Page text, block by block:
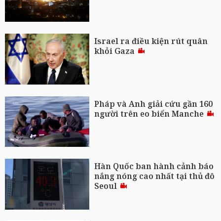
Israel ra điều kiện rút quân
khỏi Gaza
Pháp và Anh giải cứu gần 160
người trên eo biển Manche
Hàn Quốc ban hành cảnh báo
nắng nóng cao nhất tại thủ đô
Seoul